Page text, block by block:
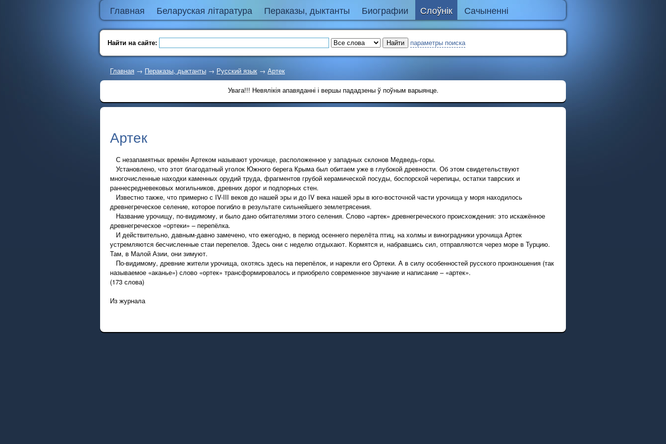
Главная Беларуская літаратура Пераказы, дыктанты Биографии Слоўнік Сачыненні
Найти на сайте: параметры поиска
Главная → Пераказы, дыктанты → Русский язык → Артек
Увага!!! Невялікія апавяданні і вершы пададзены ў поўным варыянце.
Артек
С незапамятных времён Артеком называют урочище, расположенное у западных склонов Медведь-горы.
Установлено, что этот благодатный уголок Южного берега Крыма был обитаем уже в глубокой древности. Об этом свидетельствуют
многочисленные находки каменных орудий труда, фрагментов грубой керамической посуды, боспорской черепицы, остатки таврских и
раннесредневековых могильников, древних дорог и подпорных стен.
Известно также, что примерно с IV-III веков до нашей эры и до IV века нашей эры в юго-восточной части урочища у моря находилось
древнегреческое селение, которое погибло в результате сильнейшего землетрясения.
Название урочищу, по-видимому, и было дано обитателями этого селения. Слово «артек» древнегреческого происхождения: это искажённое
древнегреческое «ортеки» – перепёлка.
И действительно, давным-давно замечено, что ежегодно, в период осеннего перелёта птиц, на холмы и виноградники урочища Артек
устремляются бесчисленные стаи перепелов. Здесь они с неделю отдыхают. Кормятся и, набравшись сил, отправляются через море в Турцию.
Там, в Малой Азии, они зимуют.
По-видимому, древние жители урочища, охотясь здесь на перепёлок, и нарекли его Ортеки. А в силу особенностей русского произношения (так
называемое «аканье») слово «ортек» трансформировалось и приобрело современное звучание и написание – «артек».
(173 слова)
Из журнала